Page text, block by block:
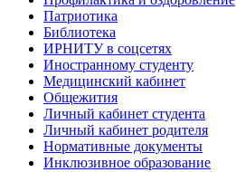
Патриотика
Библиотека
ИРНИТУ в соцсетях
Иностранному студенту
Медицинский кабинет
Общежития
Личный кабинет студента
Личный кабинет родителя
Нормативные документы
Инклюзивное образование